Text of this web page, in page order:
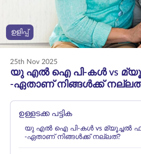
ഓൺലൈനായി
വാങ്ങുക
ഉളിപ്പ്
25th Nov 2025
യു എൽ ഐ പി-കൾ vs
-ഏതാണ് നിങ്ങൾക്ക്
ഉള്ളടക്ക പട്ടിക
യു എൽ ഐ പി-കൾ vs മ്യൂച്ചൽ
-ഏതാണ് നിങ്ങൾക്ക് നല്ലത്?